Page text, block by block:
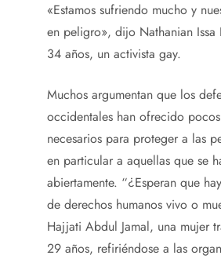
«Estamos sufriendo mucho y
en peligro», dijo Nathanian Issa
34 años, un activista gay.
Muchos argumentan que los
occidentales han ofrecido
necesarios para proteger a las
en particular a aquellas que se
abiertamente. “¿Esperan que
de derechos humanos vivo o
Hajjati Abdul Jamal, una mujer
29 años, refiriéndose a las